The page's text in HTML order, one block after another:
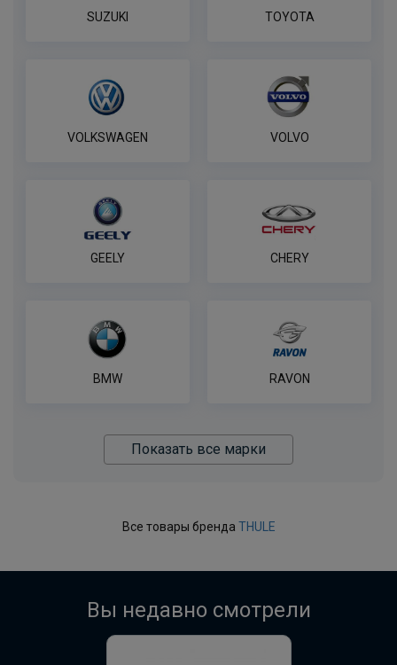
SUZUKI TOYOTA
VOLKSWAGEN VOLVO
GEELY CHERY
BMW RAVON
Показать все марки
Все товары бренда THULE
Вы недавно смотрели